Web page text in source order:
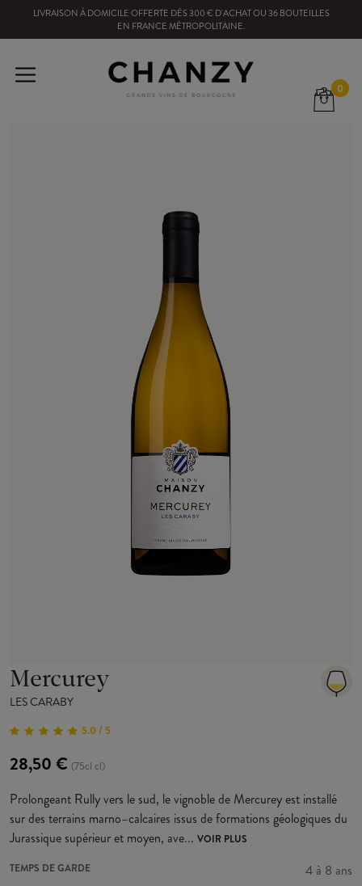
LIVRAISON À DOMICILE OFFERTE DÈS300€ D'ACHAT OU 36BOUTEILLES
EN FRANCE MÉTROPOLITAINE.
0
Mercurey
LES CARABY
5.0 / 5
28,50 € (75cl cl)
Prolongeant Rully vers le sud, le vignoble de Mercurey est installé
sur des terrains marno–calcaires issus de formations géologiques du
Jurassique supérieur et moyen, ave... VOIR PLUS
TEMPS DE GARDE
4 à 8 ans